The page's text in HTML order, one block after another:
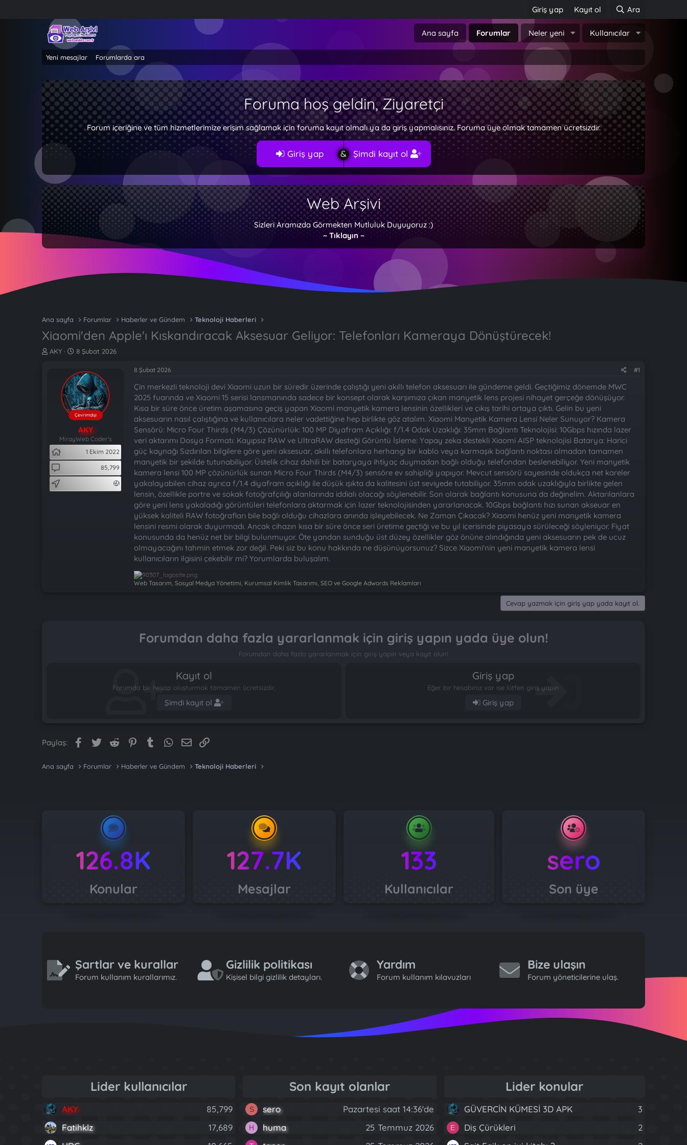
Giriş yap Kayıt ol Ara
Ana sayfa Forumlar Neler yeni Kullanıcılar
Yeni mesajlar Forumlarda ara
Foruma hoş geldin, Ziyaretçi
Forum içeriğine ve tüm hizmetlerimize erişim sağlamak için foruma kayıt olmalı ya da giriş yapmalısınız. Foruma üye olmak tamamen ücretsizdir.
Giriş yap Şimdi kayıt ol
Web Arşivi
Sizleri Aramızda Görmekten Mutluluk Duyuyoruz :)
~ Tıklayın ~
Ana sayfa Forumlar Haberler ve Gündem Teknoloji Haberleri
Xiaomi'den Apple'ı Kıskandıracak Aksesuar Geliyor: Telefonları Kameraya Dönüştürecek!
K
a
t
a
n
AKY
B
l
a
n
g
ı
a
i
8 Şubat 2026
Çevrimdışı
AKY
MirayWeb Coder's
1 Ekim 2022
85,799
8 Şubat 2026 #1
Çin merkezli teknoloji devi Xiaomi uzun bir süredir üzerinde çalıştığı yeni akıllı telefon aksesuarı ile gündeme geldi. Geçtiğimiz dönemde MWC
2025 fuarında ve Xiaomi 15 serisi lansmanında sadece bir konsept olarak karşımıza çıkan manyetik lens projesi nihayet gerçeğe dönüşüyor.
Kısa bir süre önce üretim aşamasına geçiş yapan Xiaomi manyetik kamera lensinin özellikleri ve çıkış tarihi ortaya çıktı. Gelin bu yeni
aksesuarın nasıl çalıştığına ve kullanıcılara neler vadettiğine hep birlikte göz atalım. Xiaomi Manyetik Kamera Lensi Neler Sunuyor? Kamera
Sensörü: Micro Four Thirds (M4/3) Çözünürlük: 100 MP Diyafram Açıklığı: f/1.4 Odak Uzaklığı: 35mm Bağlantı Teknolojisi: 10Gbps hızında lazer
veri aktarımı Dosya Formatı: Kayıpsız RAW ve UltraRAW desteği Görüntü İşleme: Yapay zeka destekli Xiaomi AISP teknolojisi Batarya: Harici
güç kaynağı Sızdırılan bilgilere göre yeni aksesuar, akıllı telefonlara herhangi bir kablo veya karmaşık bağlantı noktası olmadan tamamen
manyetik bir şekilde tutunabiliyor. Üstelik cihaz dahili bir bataryaya ihtiyaç duymadan bağlı olduğu telefondan beslenebiliyor. Yeni manyetik
kamera lensi 100 MP çözünürlük sunan Micro Four Thirds (M4/3) sensöre ev sahipliği yapıyor. Mevcut sensörü sayesinde oldukça net kareler
yakalayabilen cihaz ayrıca f/1.4 diyafram açıklığı ile düşük ışıkta da kalitesini üst seviyede tutabiliyor. 35mm odak uzaklığıyla birlikte gelen
lensin, özellikle portre ve sokak fotoğrafçılığı alanlarında iddialı olacağı söylenebilir. Son olarak bağlantı konusuna da değinelim. Aktarılanlara
göre yeni lens yakaladığı görüntüleri telefonlara aktarmak için lazer teknolojisinden yararlanacak. 10Gbps bağlantı hızı sunan akseuar en
yüksek kaliteli RAW fotoğrafları bile bağlı olduğu cihazlara anında işleyebilecek. Ne Zaman Çıkacak? Xiaomi henüz yeni manyetik kamera
lensini resmi olarak duyurmadı. Ancak cihazın kısa bir süre önce seri üretime geçtiği ve bu yıl içerisinde piyasaya sürüleceği söyleniyor. Fiyat
konusunda da henüz net bir bilgi bulunmuyor. Öte yandan sunduğu üst düzey özellikler göz önüne alındığında yeni aksesuarın pek de ucuz
olmayacağını tahmin etmek zor değil. Peki siz bu konu hakkında ne düşünüyorsunuz? Sizce Xiaomi'nin yeni manyetik kamera lensi
kullanıcıların ilgisini çekebilir mi? Yorumlarda buluşalım.
Web Tasarım, Sosyal Medya Yönetimi, Kurumsal Kimlik Tasarımı, SEO ve Google Adwords Reklamları
Cevap yazmak için giriş yap yada kayıt ol.
Forumdan daha fazla yararlanmak için giriş yapın yada üye olun!
Forumdan daha fazla yararlanmak için giriş yapın veya kayıt olun!
Kayıt ol
Forumda bir hesap oluşturmak tamamen ücretsizdir.
Şimdi kayıt ol
Giriş yap
Eğer bir hesabınız var ise lütfen giriş yapın
Giriş yap
Paylaş: Facebook
Twitter Reddit PinterestTumblrWhatsApp
E-posta
Ana sayfa Forumlar Haberler ve Gündem Teknoloji Haberleri
126.8K
Konular
127.7K
Mesajlar
133
Kullanıcılar
sero
Son üye
Şartlar ve kurallar
Forum kullanım kurallarımız.
Gizlilik politikası
Kişisel bilgi gizlilik detayları.
Yardım
Forum kullanım kılavuzları
Bize ulaşın
Forum yöneticilerine ulaş.
Lider kullanıcılar
AKY
85,799
Fatihklz
17,689
Son kayıt olanlar
S sero Pazartesi saat 14:36'de
H huma 25 Temmuz 2026
Lider konular
GÜVERCİN KÜMESİ 3D APK 3
E Diş Çürükleri
2